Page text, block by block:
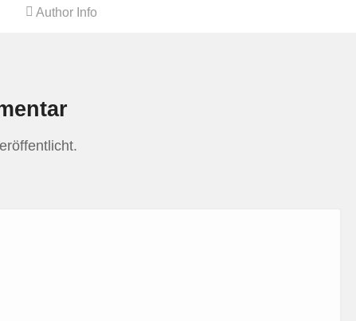
Author Info